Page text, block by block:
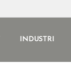
INDUSTRI